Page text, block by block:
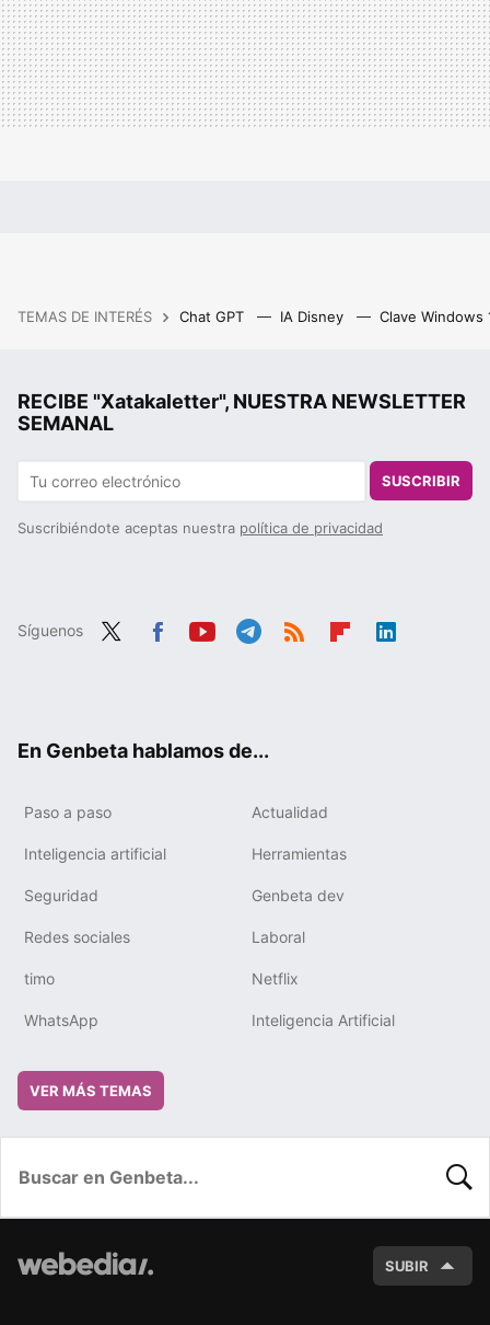
TEMAS DE INTERÉS Chat GPT IA Disney Clave Windows
RECIBE "Xatakaletter", NUESTRA NEWSLETTER
SEMANAL
SUSCRIBIR
Suscribiéndote aceptas nuestra política de privacidad
Síguenos
En Genbeta hablamos de...
Paso a paso Actualidad
Inteligencia artificial Herramientas
Seguridad Genbeta dev
Redes sociales Laboral
timo Netflix
WhatsApp Inteligencia Artificial
VER MÁS TEMAS
SUBIR